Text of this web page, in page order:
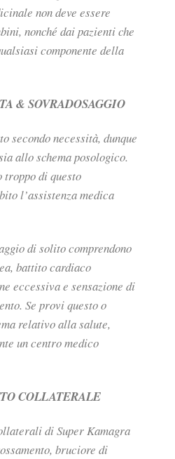
non deve essere
nonché dai pazienti che
componente della
& SOVRADOSAGGIO
secondo necessità, dunque
allo schema posologico.
troppo di questo
l’assistenza medica
di solito comprendono
battito cardiaco
eccessiva e sensazione di
Se provi questo o
relativo alla salute,
un centro medico
COLLATERALE
di Super Kamagra
bruciore di